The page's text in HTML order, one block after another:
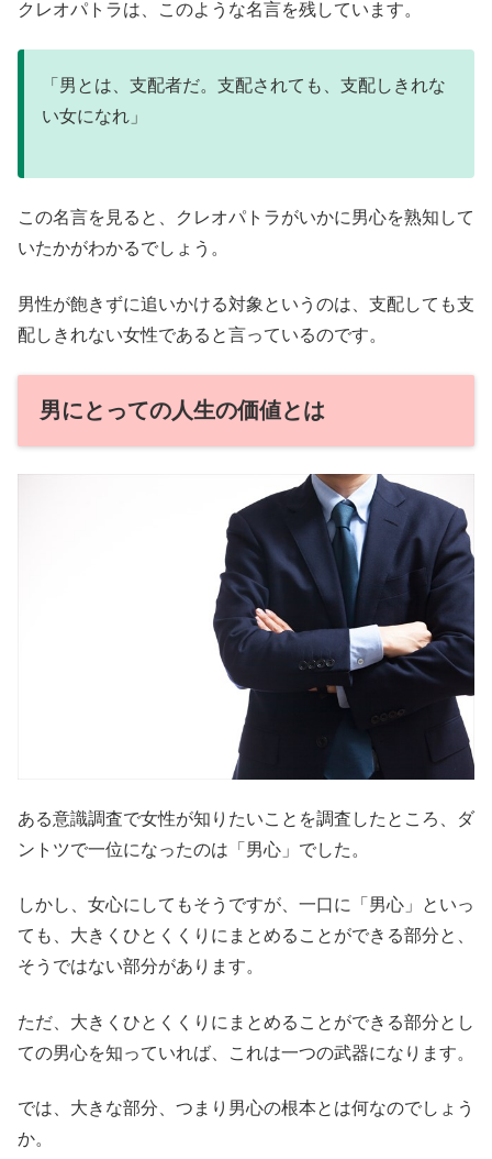
クレオパトラは、このような名言を残しています。
「男とは、支配者だ。支配されても、支配しきれな
い女になれ」
この名言を見ると、クレオパトラがいかに男心を熟知して
いたかがわかるでしょう。
男性が飽きずに追いかける対象というのは、支配しても支
配しきれない女性であると言っているのです。
男にとっての人生の価値とは
ある意識調査で女性が知りたいことを調査したところ、ダ
ントツで一位になったのは「男心」でした。
しかし、女心にしてもそうですが、一口に「男心」といっ
ても、大きくひとくくりにまとめることができる部分と、
そうではない部分があります。
ただ、大きくひとくくりにまとめることができる部分とし
ての男心を知っていれば、これは一つの武器になります。
では、大きな部分、つまり男心の根本とは何なのでしょう
か。